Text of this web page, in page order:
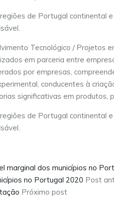
de Portugal continental
Tecnológico / Projetos
em parceria entre
por empresas,
conducentes à
significativas em produtos,
de Portugal continental
no Portugal 2020 Post
Próximo post